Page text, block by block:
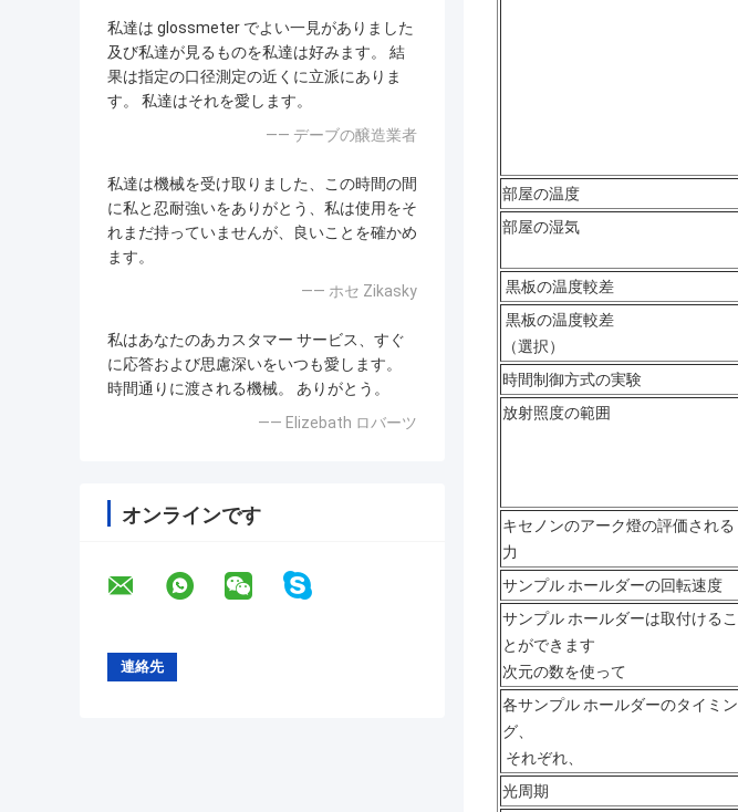
私達は glossmeter でよい一見がありました
及び私達が見るものを私達は好みます。 結
果は指定の口径測定の近くに立派にありま
す。 私達はそれを愛します。
—— デーブの醸造業者
私達は機械を受け取りました、この時間の間
に私と忍耐強いをありがとう、私は使用をそ
れまだ持っていませんが、良いことを確かめ
ます。
—— ホセ Zikasky
私はあなたのあカスタマー サービス、すぐ
に応答および思慮深いをいつも愛します。
時間通りに渡される機械。 ありがとう。
—— Elizebath ロバーツ
オンラインです
部屋の温度
部屋の湿気
黒板の温度較差
黒板の温度較差
（選択）
時間制御方式の実験
放射照度の範囲
キセノンのアーク燈の評価される
力
サンプル ホールダーの回転速度
サンプル ホールダーは取付けるこ
とができます
次元の数を使って
各サンプル ホールダーのタイミン
グ、
それぞれ、
光周期